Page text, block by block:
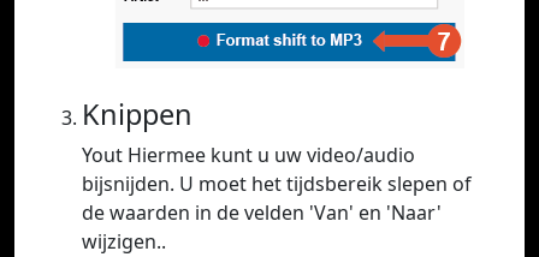
Knippen
Yout Hiermee kunt u uw video/audio
bijsnijden. U moet het tijdsbereik slepen of
de waarden in de velden 'Van' en 'Naar'
wijzigen..